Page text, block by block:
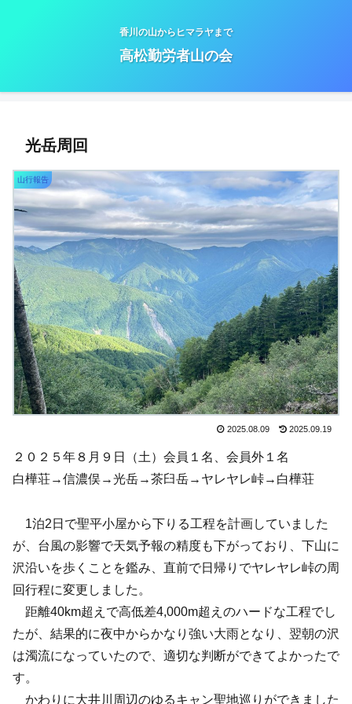
香川の山からヒマラヤまで
高松勤労者山の会
光岳周回
山行報告
2025.08.09 2025.09.19
２０２５年８月９日（土）会員１名、会員外１名
白樺荘→信濃俣→光岳→茶臼岳→ヤレヤレ峠→白樺荘
1泊2日で聖平小屋から下りる工程を計画していました
が、台風の影響で天気予報の精度も下がっており、下山に
沢沿いを歩くことを鑑み、直前で日帰りでヤレヤレ峠の周
回行程に変更しました。
距離40km超えで高低差4,000m超えのハードな工程でし
たが、結果的に夜中からかなり強い大雨となり、翌朝の沢
は濁流になっていたので、適切な判断ができてよかったで
す。
かわりに大井川周辺のゆるキャン聖地巡りができました